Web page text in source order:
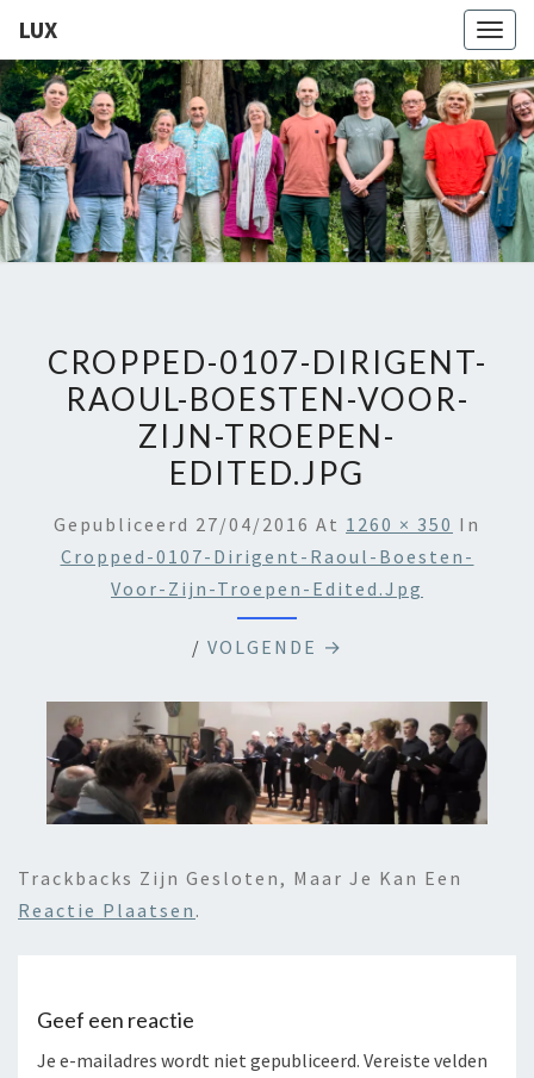
LUX
LUX
Kamerkoor
Onder
Leiding
Van
Angeliki
Ploka
CROPPED-0107-DIRIGENT-
RAOUL-BOESTEN-VOOR-
ZIJN-TROEPEN-
EDITED.JPG
Gepubliceerd 27/04/2016 At 1260 × 350 In
Cropped-0107-Dirigent-Raoul-Boesten-
Voor-Zijn-Troepen-Edited.jpg
/ VOLGENDE →
Trackbacks Zijn Gesloten, Maar Je Kan Een
Reactie Plaatsen .
Geef een reactie
Je e-mailadres wordt niet gepubliceerd. Vereiste velden